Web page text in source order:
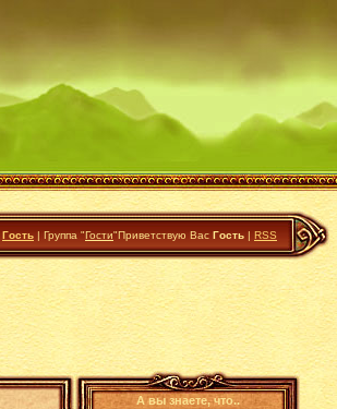
Гость | Группа "Гости"Приветствую Вас Гость | RSS
А вы знаете, что..